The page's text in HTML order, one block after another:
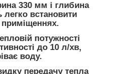
330 мм і глибина
встановити
потужності
до 10 л/хв,
воду.
передачу тепла